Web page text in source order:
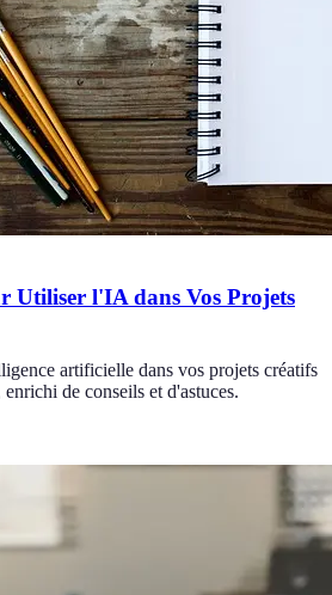
Utiliser l'IA dans Vos Projets
artificielle dans vos projets créatifs
de conseils et d'astuces.